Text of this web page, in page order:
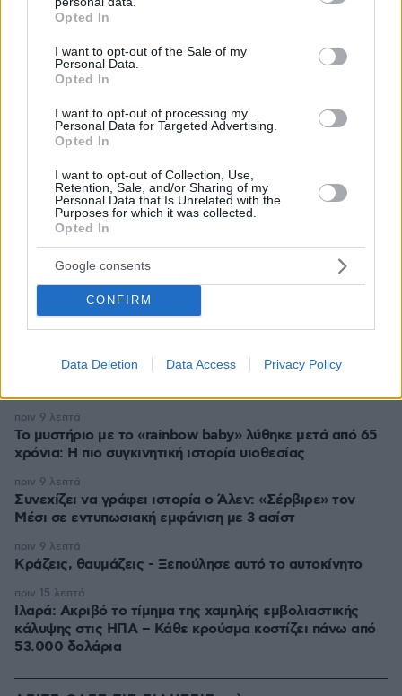
grant or deny consent to Google and its third-party tags to
use your data for below specified purposes in below Google
consent section.
Opted In
I want to opt-out of the Sale of my
Personal Data.
Opted In
I want to opt-out of processing my
Personal Data for Targeted Advertising.
Opted In
I want to opt-out of Collection, Use,
Retention, Sale, and/or Sharing of my
Personal Data that Is Unrelated with the
Purposes for which it was collected.
Opted In
Google consents
CONFIRM
Data Deletion Data Access Privacy Policy
Δύτης βρήκε χρυσό σταυρό αξίας 3 εκατ. δολαρίων σε
ναυάγιο: Χρόνια αργότερα κλάπηκε και
αντικαταστάθηκε με πλαστικό
είναι η νέα μας εμμονή
πριν 5 λεπτά
αδέλφια από τη Ρωσία για τη μηχανή τους και μια
οικογένεια για το φορτηγάκι της
πριν 6 λεπτά
πριν 8 λεπτά
ΓΙΑΝΝΗΣ ΣΕΡΕΤΗΣ
Τεράστιο πρόβλημα στη μεσαία γραμμή, αποδοκιμασίες,
πριν 8 λεπτά
Μετέτρεψαν χωράφι στη Χαλκηδόνα Θεσσαλονίκης σε
Το μυστήριο με το «rainbow baby» λύθηκε μετά από 65
χρόνια: Η πιο συγκινητική ιστορία υιοθεσίας
πριν 9 λεπτά
Συνεχίζει να γράφει ιστορία ο Άλεν: «Σέρβιρε» τον
Μέσι σε εντυπωσιακή εμφάνιση με 3 ασίστ
πριν 9 λεπτά
Κράζεις, θαυμάζεις - Ξεπούλησε αυτό το αυτοκίνητο
πριν 9 λεπτά
Ιλαρά: Ακριβό το τίμημα της χαμηλής εμβολιαστικής
κάλυψης στις ΗΠΑ – Κάθε κρούσμα κοστίζει πάνω από
53.000 δολάρια
πριν 15 λεπτά